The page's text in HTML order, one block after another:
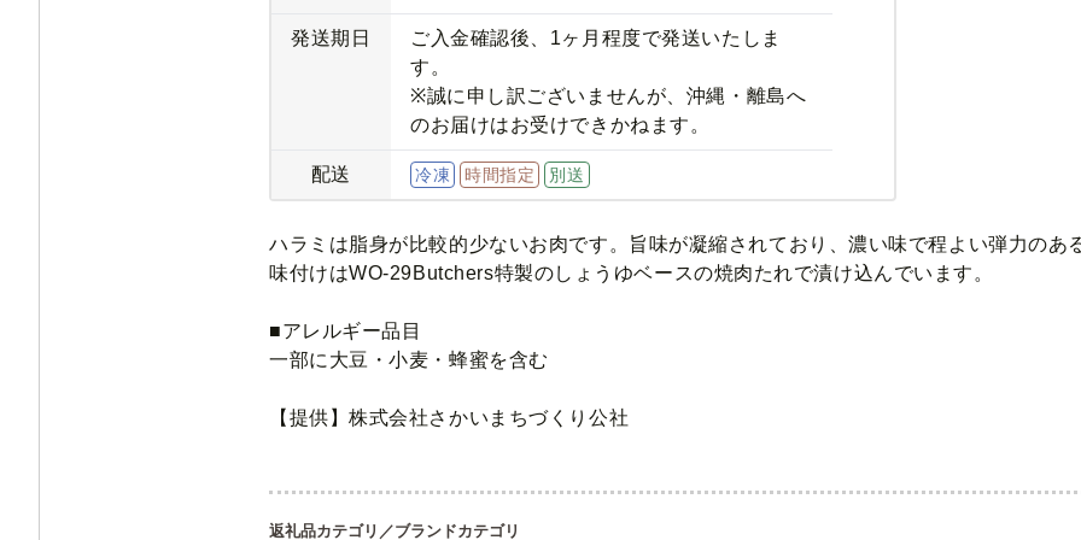
発送期日
ご入金確認後、1ヶ月程度で発送いたしま
す。
※誠に申し訳ございませんが、沖縄・離島へ
のお届けはお受けできかねます。
配送 冷凍 時間指定 別送
ハラミは脂身が比較的少ないお肉です。旨味が凝縮されており、濃い味で程よい弾力のあ
味付けはWO-29Butchers特製のしょうゆベースの焼肉たれで漬け込んでいます。
■アレルギー品目
一部に大豆・小麦・蜂蜜を含む
【提供】株式会社さかいまちづくり公社
返礼品カテゴリ／ブランドカテゴリ